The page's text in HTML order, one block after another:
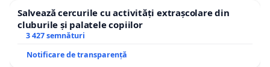
Salvează cercurile cu activități extrașcolare din
cluburile și palatele copiilor
3 427 semnături
Notificare de transparență